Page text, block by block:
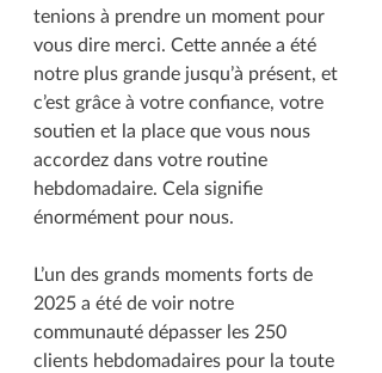
tenions à prendre un moment pour
vous dire merci. Cette année a été
notre plus grande jusqu’à présent, et
c’est grâce à votre confiance, votre
soutien et la place que vous nous
accordez dans votre routine
hebdomadaire. Cela signifie
énormément pour nous.
L’un des grands moments forts de
2025 a été de voir notre
communauté dépasser les 250
clients hebdomadaires pour la toute